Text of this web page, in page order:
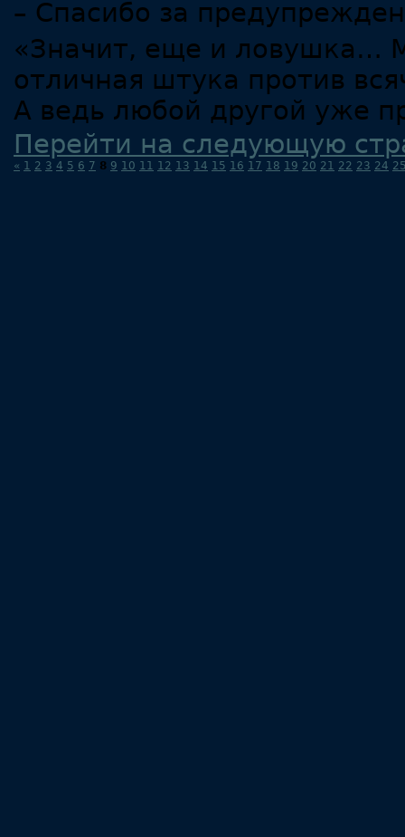
– Спасибо за
«Значит, еще и ловушка…
отличная штука против
А ведь любой другой уже
Перейти на следующую
« 1 2 3 4 5 6 7 8 9 10 11 12 13 14 15 16 17 18 19 20 21 22 23 24